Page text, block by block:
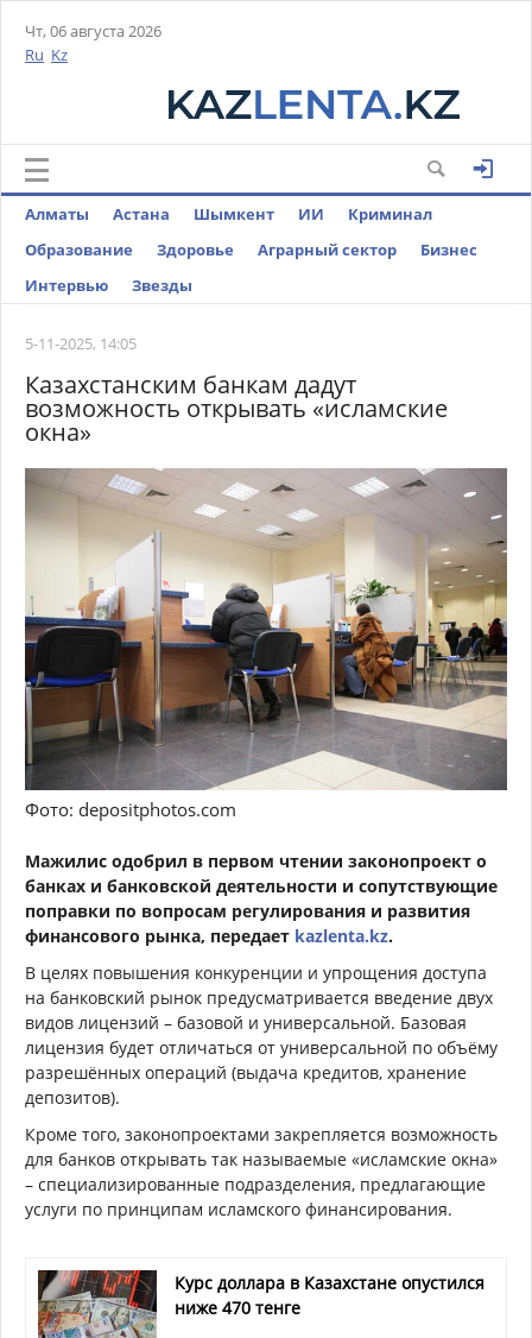
Чт, 06 августа 2026
Ru Kz
Алматы Астана Шымкент ИИ
Криминал
Образование
Здоровье Аграрный сектор
Бизнес
Интервью
Звезды
5-11-2025, 14:05
Казахстанским банкам дадут
возможность открывать «исламские
окна»
Фото: depositphotos.com
Мажилис одобрил в первом чтении законопроект о
банках и банковской деятельности и сопутствующие
поправки по вопросам регулирования и развития
финансового рынка, передает kazlenta.kz.
В целях повышения конкуренции и упрощения доступа
на банковский рынок предусматривается введение двух
видов лицензий – базовой и универсальной. Базовая
лицензия будет отличаться от универсальной по объёму
разрешённых операций (выдача кредитов, хранение
депозитов).
Кроме того, законопроектами закрепляется возможность
для банков открывать так называемые «исламские окна»
– специализированные подразделения, предлагающие
услуги по принципам исламского финансирования.
Курс доллара в Казахстане опустился
ниже 470 тенге